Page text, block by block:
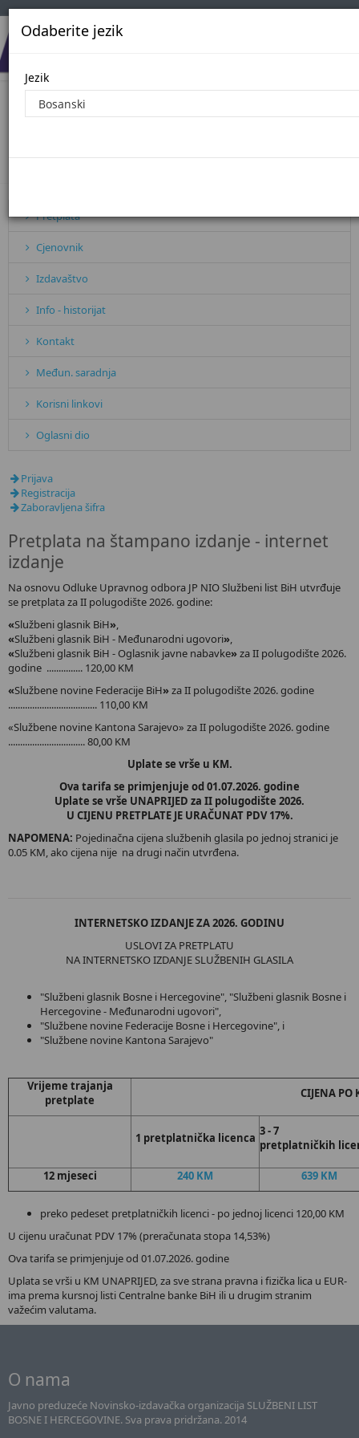
Odaberite jezik
Jezik
Pretplata na štampano izdanje -
Pretplata
Cjenovnik
Izdavaštvo
Info - historijat
Kontakt
Međun. saradnja
Korisni linkovi
Oglasni dio
Prijava
Registracija
Zaboravljena šifra
Pretplata na štampano izdanje - internet
izdanje
Na osnovu Odluke Upravnog odbora JP NIO Službeni list BiH utvrđuje
se pretplata za II polugodište 2026. godine:
«Službeni glasnik BiH»,
«Službeni glasnik BiH - Međunarodni ugovori»,
«Službeni glasnik BiH - Oglasnik javne nabavke»za II polugodište 2026.
godine ............... 120,00 KM
«Službene novine Federacije BiH»za II polugodište 2026. godine
..................................... 110,00 KM
«Službene novine Kantona Sarajevo» za II polugodište 2026. godine
................................ 80,00 KM
Uplate se vrše u KM.
Ova tarifa se primjenjuje od 01.07.2026. godine
Uplate se vrše UNAPRIJED za II polugodište 2026.
U CIJENU PRETPLATE JE URAČUNAT PDV 17%.
NAPOMENA: Pojedinačna cijena službenih glasila po jednoj stranici je
0.05 KM, ako cijena nije na drugi način utvrđena.
INTERNETSKO IZDANJE ZA 2026. GODINU
USLOVI ZA PRETPLATU
NA INTERNETSKO IZDANJE SLUŽBENIH GLASILA
"Službeni glasnik Bosne i Hercegovine", "Službeni glasnik Bosne i
Hercegovine - Međunarodni ugovori",
"Službene novine Federacije Bosne i Hercegovine", i
"Službene novine Kantona Sarajevo"
Vrijeme trajanja
pretplate
CIJENA PO
1 pretplatnička licenca 3 - 7
pretplatničkih
12 mjeseci 240 KM 639 KM
preko pedeset pretplatničkih licenci - po jednoj licenci 120,00 KM
U cijenu uračunat PDV 17% (preračunata stopa 14,53%)
Ova tarifa se primjenjuje od 01.07.2026. godine
Uplata se vrši u KM UNAPRIJED, za sve strana pravna i fizička lica u EUR-
ima prema kursnoj listi Centralne banke BiH ili u drugim stranim
važećim valutama.
O nama
Javno preduzeće Novinsko-izdavačka organizacija SLUŽBENI LIST
BOSNE I HERCEGOVINE. Sva prava pridržana. 2014